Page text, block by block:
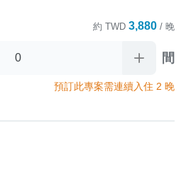
約 TWD 3,880 / 晚
間
預訂此專案需連續入住 2 晚